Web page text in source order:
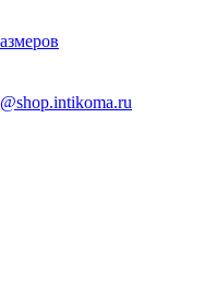
@shop.intikoma.ru